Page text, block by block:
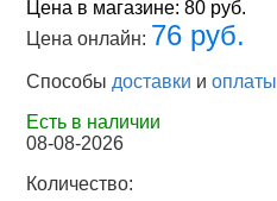
Цена в магазине:80 руб.
Цена онлайн: 76 руб.
Способы доставки иоплаты
Есть в наличии
08-08-2026
Количество: